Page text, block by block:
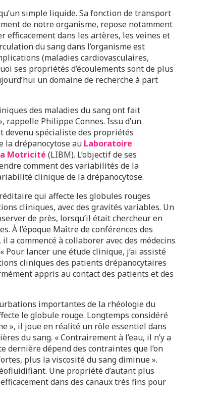
simple liquide. Sa fonction de transport
de notre organisme, repose notamment
efficacement dans les artères, les veines et
du sang dans l’organisme est
(maladies cardiovasculaires,
ses propriétés d’écoulements sont de plus
un domaine de recherche à part
des maladies du sang ont fait
rappelle Philippe Connes. Issu d’un
devenu spécialiste des propriétés
la drépanocytose au Laboratoire
Motricité (LIBM). L’objectif de ses
comment des variabilités de la
clinique de la drépanocytose.
qui affecte les globules rouges
cliniques, avec des gravités variables. Un
de près, lorsqu’il était chercheur en
À l’époque Maître de conférences des
, il a commencé à collaborer avec des médecins
lancer une étude clinique, j’ai assisté
cliniques des patients drépanocytaires
appris au contact des patients et des
importantes de la rhéologie du
le globule rouge. Longtemps considéré
», il joue en réalité un rôle essentiel dans
du sang. « Contrairement à l’eau, il n’y a
dernière dépend des contraintes que l’on
plus la viscosité du sang diminue ».
Une propriété d’autant plus
dans des canaux très fins pour